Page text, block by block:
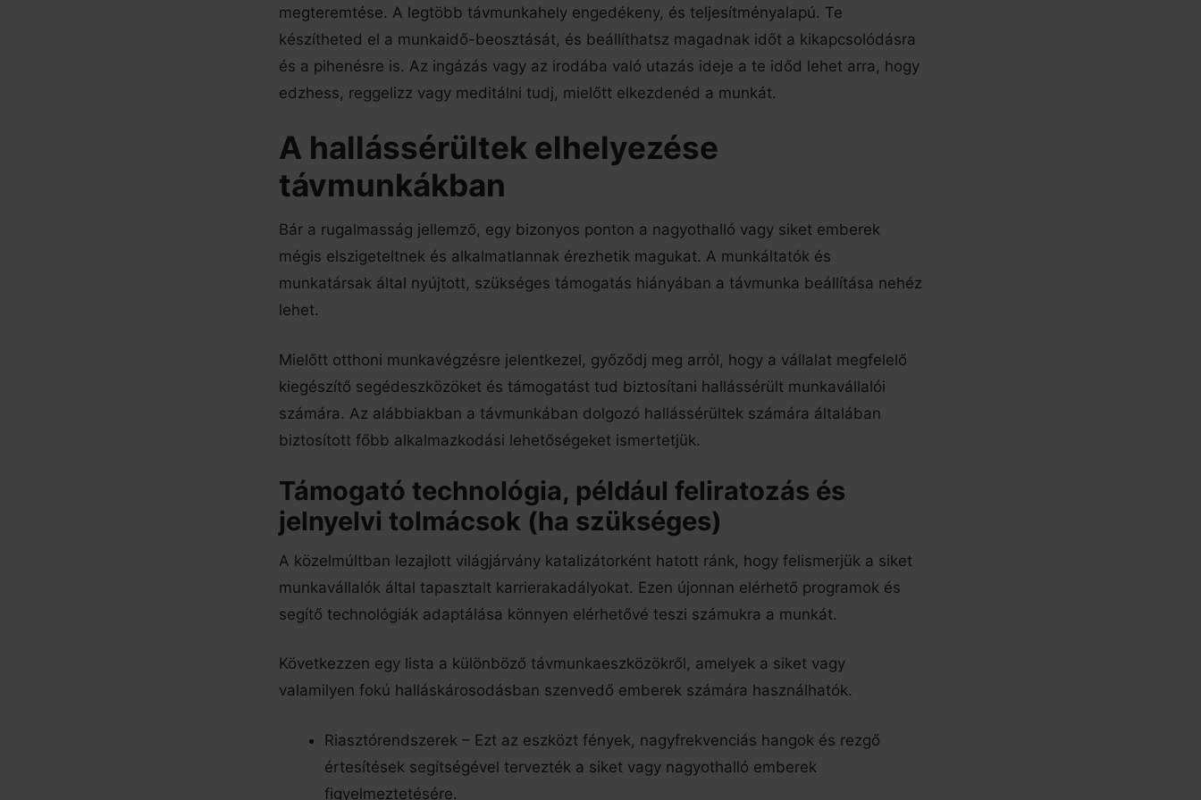
megteremtése. A legtöbb távmunkahely engedékeny, és teljesítményalapú. Te
készítheted el a munkaidő-beosztását, és beállíthatsz magadnak időt a kikapcsolódásra
és a pihenésre is. Az ingázás vagy az irodába való utazás ideje a te időd lehet arra, hogy
edzhess, reggelizz vagy meditálni tudj, mielőtt elkezdenéd a munkát.
A hallássérültek elhelyezése
távmunkákban
Bár a rugalmasság jellemző, egy bizonyos ponton a nagyothalló vagy siket emberek
mégis elszigeteltnek és alkalmatlannak érezhetik magukat. A munkáltatók és
munkatársak által nyújtott, szükséges támogatás hiányában a távmunka beállítása nehéz
lehet.
Mielőtt otthoni munkavégzésre jelentkezel, győződj meg arról, hogy a vállalat megfelelő
kiegészítő segédeszközöket és támogatást tud biztosítani hallássérült munkavállalói
számára. Az alábbiakban a távmunkában dolgozó hallássérültek számára általában
biztosított főbb alkalmazkodási lehetőségeket ismertetjük.
Támogató technológia, például feliratozás és
jelnyelvi tolmácsok (ha szükséges)
A közelmúltban lezajlott világjárvány katalizátorként hatott ránk, hogy felismerjük a siket
munkavállalók által tapasztalt karrierakadályokat. Ezen újonnan elérhető programok és
segítő technológiák adaptálása könnyen elérhetővé teszi számukra a munkát.
Következzen egy lista a különböző távmunkaeszközökről, amelyek a siket vagy
valamilyen fokú halláskárosodásban szenvedő emberek számára használhatók.
Riasztórendszerek – Ezt az eszközt fények, nagyfrekvenciás hangok és rezgő
értesítések segítségével tervezték a siket vagy nagyothalló emberek
figyelmeztetésére.